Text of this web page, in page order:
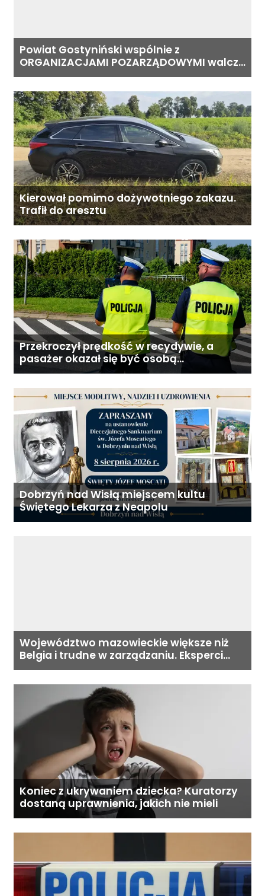
Powiat Gostyniński wspólnie z
ORGANIZACJAMI POZARZĄDOWYMI walczą
o środki z Budżetu Obywatelskiego
terenu!
Kierował pomimo dożywotniego zakazu.
Trafił do aresztu
Przekroczył prędkość w recydywie, a
pasażer okazał się być osobą
poszukiwaną
Dobrzyń nad Wisłą miejscem kultu
Świętego Lekarza z Neapolu
Województwo mazowieckie większe niż
Belgia i trudne w zarządzaniu. Eksperci
proponują podział centralnej Polski
Koniec z ukrywaniem dziecka? Kuratorzy
dostaną uprawnienia, jakich nie mieli